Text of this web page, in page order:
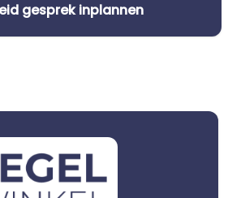
gesprek inplannen